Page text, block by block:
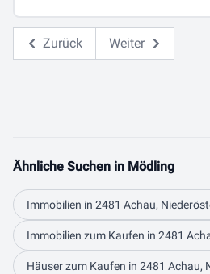
Zurück Weiter
Ähnliche Suchen in Mödling
Immobilien in 2481 Achau,
Immobilien zum Kaufen in 2481
Häuser zum Kaufen in 2481 Achau,